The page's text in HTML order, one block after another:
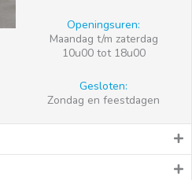
Openingsuren:
Maandag t/m zaterdag
10u00 tot 18u00
Gesloten:
Zondag en feestdagen